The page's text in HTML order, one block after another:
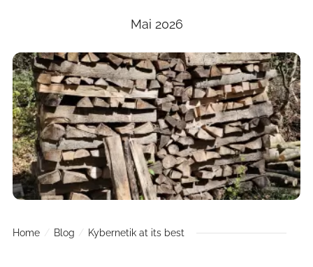
Home Blog Kybernetik at its best
Mai 2026